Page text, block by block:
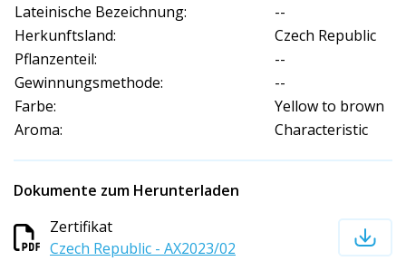
Lateinische Bezeichnung:
--
Herkunftsland:
Czech Republic
Pflanzenteil:
--
Gewinnungsmethode:
--
Farbe:
Yellow to brown
Aroma:
Characteristic
Dokumente zum Herunterladen
Zertifikat
Czech Republic - AX2023/02